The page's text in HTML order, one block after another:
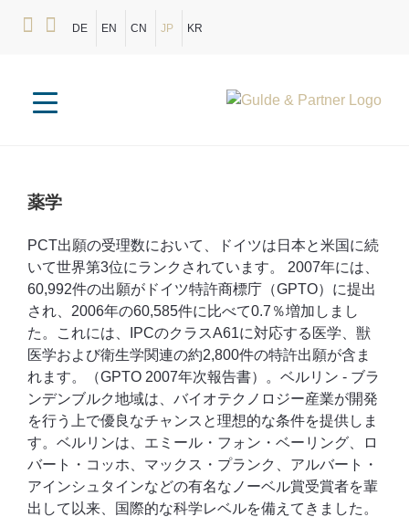
DE EN CN JP KR
薬学
PCT出願の受理数において、ドイツは日本と米国に続
いて世界第3位にランクされています。 2007年には、
60,992件の出願がドイツ特許商標庁（GPTO）に提出​​
され、2006年の60,585件に比べて0.7％増加しまし
た。これには、IPCのクラスA61に対応する医学、獣
医学および衛生学関連の約2,800件の特許出願が含ま
れます。（GPTO 2007年次報告書）。ベルリン - ブラ
ンデンブルク地域は、バイオテクノロジー産業が開発
を行う上で優良なチャンスと理想的な条件を提供しま
す。ベルリンは、エミール・フォン・ベーリング、ロ
バート・コッホ、マックス・プランク、アルバート・
アインシュタインなどの有名なノーベル賞受賞者を輩
出して以来、国際的な科学レベルを備えてきました。